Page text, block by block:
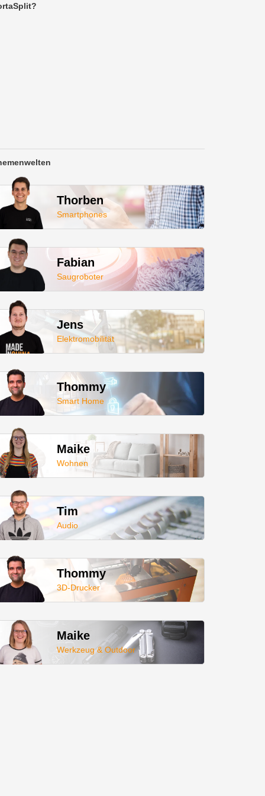
Thorben
Smartphones
Fabian
Saugroboter
Jens
Elektromobilität
Thommy
Smart Home
Maike
Wohnen
Tim
Audio
Thommy
3D-Drucker
Maike
Werkzeug & Outdoor